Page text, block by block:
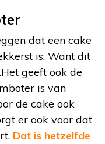
dat een cake
is. Want dit
geeft ook de
is van
de cake ook
er ook voor dat
Dat is hetzelfde